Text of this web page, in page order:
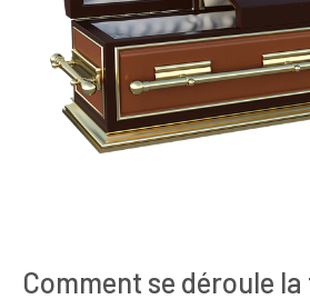
Comment se déroule